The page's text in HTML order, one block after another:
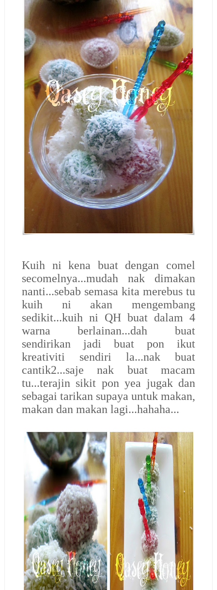
Kuih ni kena buat dengan comel
secomelnya...mudah nak dimakan
nanti...sebab semasa kita merebus tu
kuih ni akan mengembang
sedikit...kuih ni QH buat dalam 4
warna berlainan...dah buat
sendirikan jadi buat pon ikut
kreativiti sendiri la...nak buat
cantik2...saje nak buat macam
tu...terajin sikit pon yea jugak dan
sebagai tarikan supaya untuk makan,
makan dan makan lagi...hahaha...